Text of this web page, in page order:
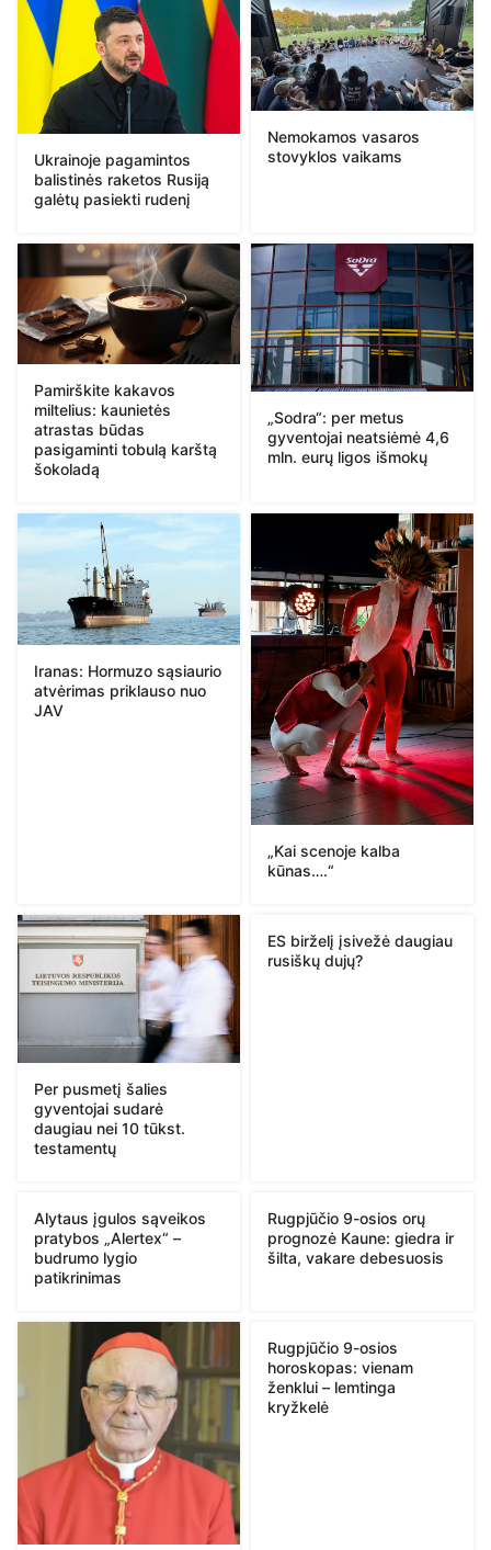
Ukrainoje pagamintos
balistinės raketos Rusiją
galėtų pasiekti rudenį
Nemokamos vasaros
stovyklos vaikams
Pamirškite kakavos
miltelius: kaunietės
atrastas būdas
pasigaminti tobulą karštą
šokoladą
„Sodra“: per metus
gyventojai neatsiėmė 4,6
mln. eurų ligos išmokų
Iranas: Hormuzo sąsiaurio
atvėrimas priklauso nuo
JAV
„Kai scenoje kalba
kūnas….“
Per pusmetį šalies
gyventojai sudarė
daugiau nei 10 tūkst.
testamentų
ES birželį įsivežė daugiau
rusiškų dujų?
Alytaus įgulos sąveikos
pratybos „Alertex“ –
budrumo lygio
patikrinimas
Rugpjūčio 9-osios orų
prognozė Kaune: giedra ir
šilta, vakare debesuosis
Rugpjūčio 9-osios
horoskopas: vienam
ženklui – lemtinga
kryžkelė